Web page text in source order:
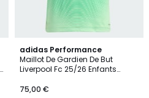
adidas Performance
Maillot De Gardien De But
Liverpool Fc 25/26 Enfants
Liverpool Fc 25/26 Enfants
75,00 €
3
/
5